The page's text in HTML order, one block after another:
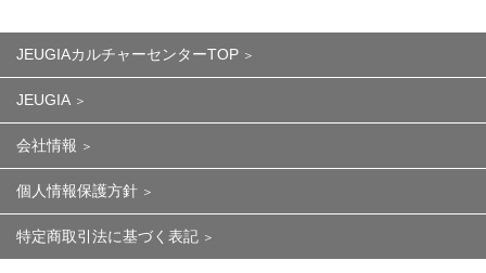
JEUGIAカルチャーセンターTOP
JEUGIA
会社情報
個人情報保護方針
特定商取引法に基づく表記